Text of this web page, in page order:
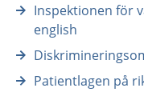
Inspektionen för
english
Patientlagen på